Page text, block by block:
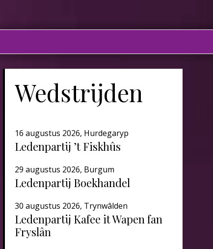
Wedstrijden
16 augustus 2026, Hurdegaryp
Ledenpartij ’t Fiskhûs
29 augustus 2026, Burgum
Ledenpartij Boekhandel
30 augustus 2026, Trynwâlden
Ledenpartij Kafee it Wapen fan
Fryslân